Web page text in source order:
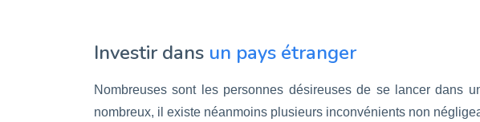
Investir dans un pays étranger
Nombreuses sont les personnes désireuses de se lancer dans
nombreux, il existe néanmoins plusieurs inconvénients non